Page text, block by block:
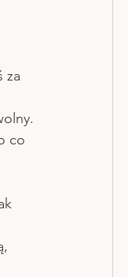
za
co